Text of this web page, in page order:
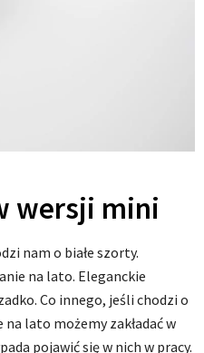
wersji mini
nam o białe szorty.
na lato. Eleganckie
Co innego, jeśli chodzi o
na lato możemy zakładać w
pojawić się w nich w pracy.